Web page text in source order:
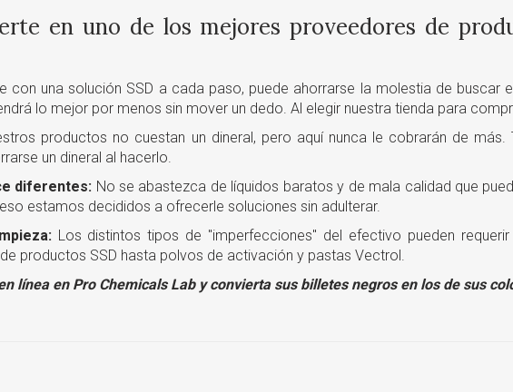
en uno de los mejores proveedores de
con una solución SSD a cada paso, puede ahorrarse la molestia de buscar
lo mejor por menos sin mover un dedo. Al elegir nuestra tienda para
productos no cuestan un dineral, pero aquí nunca le cobrarán de
un dineral al hacerlo.
diferentes: No se abastezca de líquidos baratos y de mala calidad que
estamos decididos a ofrecerle soluciones sin adulterar.
Los distintos tipos de "imperfecciones" del efectivo pueden
productos SSD hasta polvos de activación y pastas Vectrol.
línea en Pro Chemicals Lab y convierta sus billetes negros en los de sus